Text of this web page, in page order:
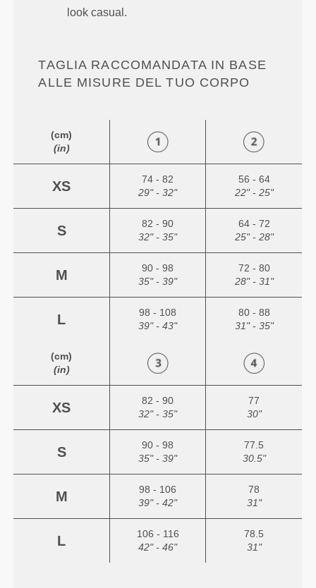
look casual.
TAGLIA RACCOMANDATA IN BASE
ALLE MISURE DEL TUO CORPO
(cm)
(in)
XS
74 - 82
29" - 32"
56 - 64
22" - 25"
S
82 - 90
32" - 35"
64 - 72
25" - 28"
M
90 - 98
35" - 39"
72 - 80
28" - 31"
L
98 - 108
39" - 43"
80 - 88
31" - 35"
(cm)
(in)
XS
82 - 90
32" - 35"
77
30"
S
90 - 98
35" - 39"
77.5
30.5"
M
98 - 106
39" - 42"
78
31"
L
106 - 116
42" - 46"
78.5
31"